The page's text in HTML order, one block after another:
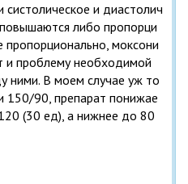
систолическое и диастолич
либо пропорци
пропорционально, моксони
и проблему необходимой
ними. В моем случае уж то
150/90, препарат понижае
(30 ед), а нижнее до 80